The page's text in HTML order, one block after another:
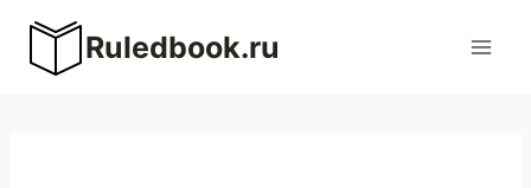
Перейти
содержимому
Ruledbook.ru